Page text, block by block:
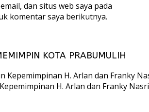
dan situs web saya pada
komentar saya berikutnya.
KOTA PRABUMULIH
H. Arlan dan Franky